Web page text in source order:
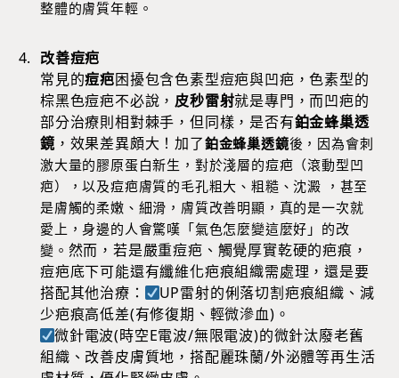
整體的膚質年輕。
改善痘疤
常見的痘疤困擾包含色素型痘疤與凹疤，色素型的
棕黑色痘疤不必說，皮秒雷射就是專門，而凹疤的
部分治療則相對棘手，但同樣，是否有鉑金蜂巢透
鏡，效果差異頗大！加了鉑金蜂巢透鏡後，因為會刺
激大量的膠原蛋白新生，對於淺層的痘疤（滾動型凹
疤），以及痘疤膚質的毛孔粗大、粗糙、沈澱 ，甚至
是膚觸的柔嫩、細滑，膚質改善明顯，真的是一次就
愛上，身邊的人會驚嘆「氣色怎麼變這麼好」的改
變。 然而，若是嚴重痘疤、觸覺厚實乾硬的疤痕，
痘疤底下可能還有纖維化疤痕組織需處理，還是要
搭配其他治療：
UP雷射的俐落切割疤痕組織、減
少疤痕高低差(有修復期、輕微滲血)。
微針電波(時空E電波/無限電波)的微針汰廢老舊
組織、改善皮膚質地，搭配麗珠蘭/外泌體等再生活